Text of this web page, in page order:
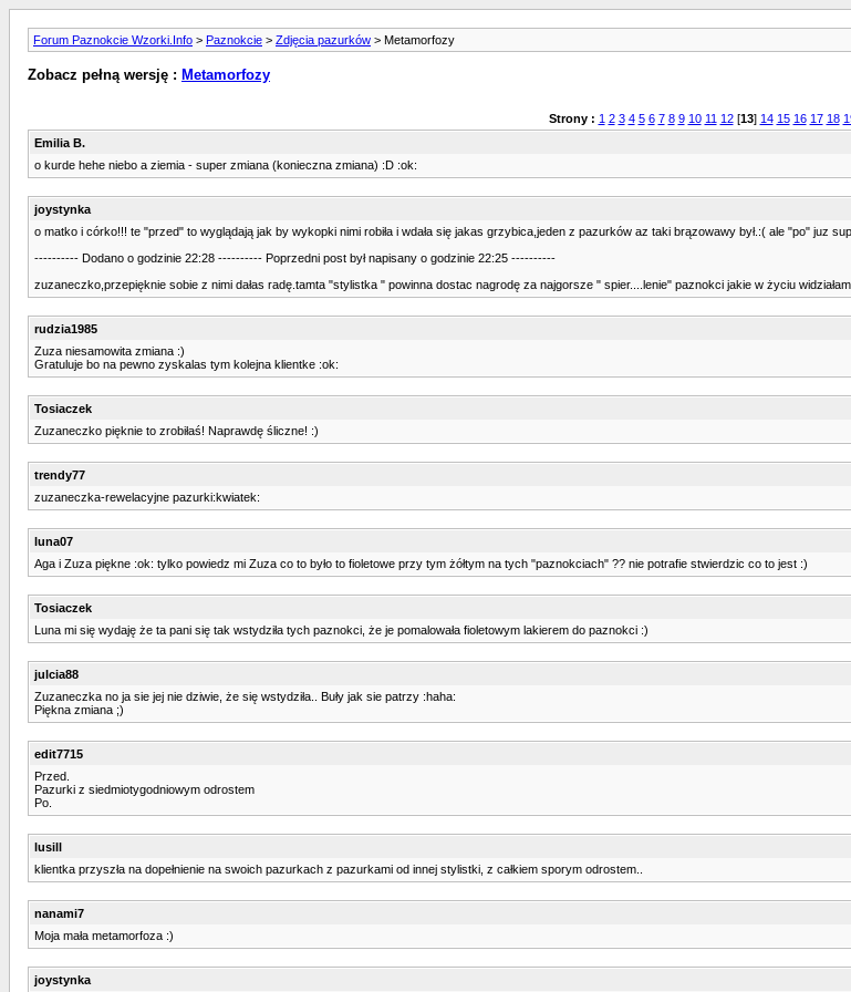
Forum Paznokcie Wzorki.Info > Paznokcie > Zdjęcia pazurków > Metamorfozy
Zobacz pełną wersję : Metamorfozy
Strony : 1 2 3 4 5 6 7 8 9 10 11 12[13] 14 15 16 17 18
Emilia B.
o kurde hehe niebo a ziemia - super zmiana (konieczna zmiana) :D :ok:
joystynka
o matko i córko!!! te "przed" to wyglądają jak by wykopki nimi robiła i wdała się jakas grzybica,jeden z pazurków az taki brązowawy był.:( ale "po" juz
---------- Dodano o godzinie 22:28 ---------- Poprzedni post był napisany o godzinie 22:25 ----------
zuzaneczko,przepięknie sobie z nimi dałas radę.tamta "stylistka " powinna dostac nagrodę za najgorsze " spier....lenie" paznokci jakie w życiu
rudzia1985
Zuza niesamowita zmiana :)
Gratuluje bo na pewno zyskalas tym kolejna klientke :ok:
Tosiaczek
Zuzaneczko pięknie to zrobiłaś! Naprawdę śliczne! :)
trendy77
zuzaneczka-rewelacyjne pazurki:kwiatek:
luna07
Aga i Zuza piękne :ok: tylko powiedz mi Zuza co to było to fioletowe przy tym żółtym na tych "paznokciach" ?? nie potrafie stwierdzic co to jest :)
Tosiaczek
Luna mi się wydaję że ta pani się tak wstydziła tych paznokci, że je pomalowała fioletowym lakierem do paznokci :)
julcia88
Zuzaneczka no ja sie jej nie dziwie, że się wstydziła.. Buły jak sie patrzy :haha:
Piękna zmiana ;)
edit7715
Przed.
Pazurki z siedmiotygodniowym odrostem
Po.
lusill
klientka przyszła na dopełnienie na swoich pazurkach z pazurkami od innej stylistki, z całkiem sporym odrostem..
nanami7
Moja mała metamorfoza :)
joystynka